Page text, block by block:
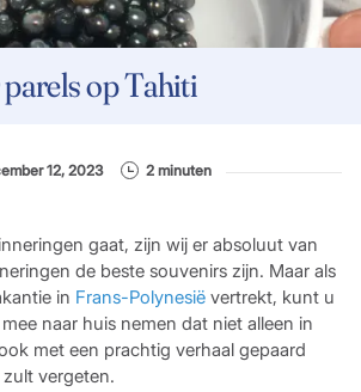
op Tahiti
12, 2023 2 minuten
gaat, zijn wij er absoluut van
de beste souvenirs zijn. Maar als
in Frans-Polynesiëvertrekt, kunt u
naar huis nemen dat niet alleen in
met een prachtig verhaal gepaard
vergeten.